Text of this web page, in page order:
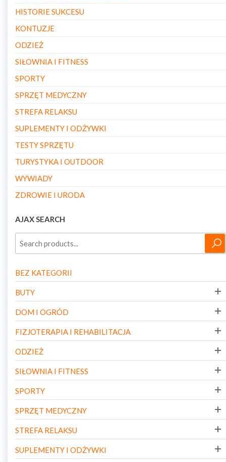
HISTORIE SUKCESU
KONTUZJE
ODZIEŻ
SIŁOWNIA I FITNESS
SPORTY
SPRZĘT MEDYCZNY
STREFA RELAKSU
SUPLEMENTY I ODŻYWKI
TESTY SPRZĘTU
TURYSTYKA I OUTDOOR
WYWIADY
ZDROWIE I URODA
AJAX SEARCH
BEZ KATEGORII
BUTY
DOM I OGRÓD
FIZJOTERAPIA I REHABILITACJA
ODZIEŻ
SIŁOWNIA I FITNESS
SPORTY
SPRZĘT MEDYCZNY
STREFA RELAKSU
SUPLEMENTY I ODŻYWKI